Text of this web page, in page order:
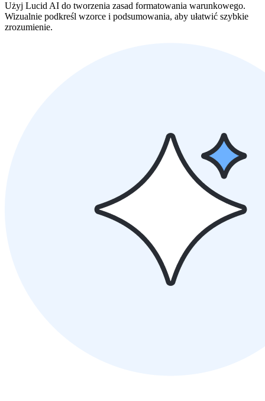
Użyj Lucid AI do tworzenia zasad formatowania warunkowego.
Wizualnie podkreśl wzorce i podsumowania, aby ułatwić szybkie
zrozumienie.